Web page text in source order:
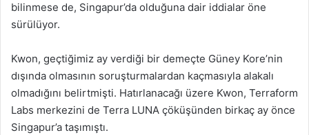
bilinmese de, Singapur’da olduğuna dair iddialar öne
sürülüyor.
Kwon, geçtiğimiz ay verdiği bir demeçte Güney Kore’nin
dışında olmasının soruşturmalardan kaçmasıyla alakalı
olmadığını belirtmişti. Hatırlanacağı üzere Kwon, Terraform
Labs merkezini de Terra LUNA çöküşünden birkaç ay önce
Singapur’a taşımıştı.